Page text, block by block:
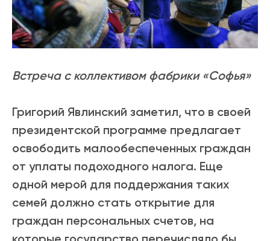
Встреча с коллективом фабрики «Софья»
Григорий Явлинский заметил, что в своей
президентской программе предлагает
освободить малообеспеченных граждан
от уплаты подоходного налога. Еще
одной мерой для поддержания таких
семей должно стать открытие для
граждан персональных счетов, на